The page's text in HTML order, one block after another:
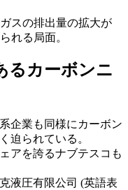
スの排出量の拡大が
れる局面。
るカーボンニ
企業も同様にカーボン
迫られている。
アを誇るナブテスコも
液圧有限公司 (英語表